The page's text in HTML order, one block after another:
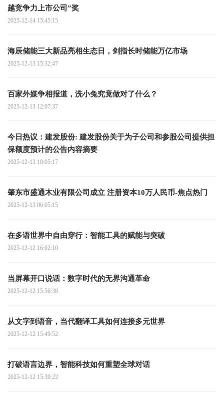
越竞争力上市公司”奖
2025-12-14 15:45:15
海辰储能三大新品亮相生态日，剑指长时储能万亿市场
2025-12-13 15:32:47
百家外媒争相报道，洗小兔究竟做对了什么？
2025-12-13 12:07:37
今日热议：建发股份: 建发股份关于为子公司和参股公司提供担
保额度预计的公告内容摘要
2025-12-13 10:05:17
肇东市盛通木业有限公司成立 注册资本10万人民币-焦点热门
2025-12-13 06:05:15
在多语世界中自由穿行：智能工具的赋能与突破
2025-12-12 16:02:10
当屏幕开口说话：数字时代的无界沟通革命
2025-12-12 15:56:38
从文字到语音，当代翻译工具如何连接多元世界
2025-12-12 15:49:52
打破语言边界，智能科技如何重塑全球对话
2025-12-12 15:39:22